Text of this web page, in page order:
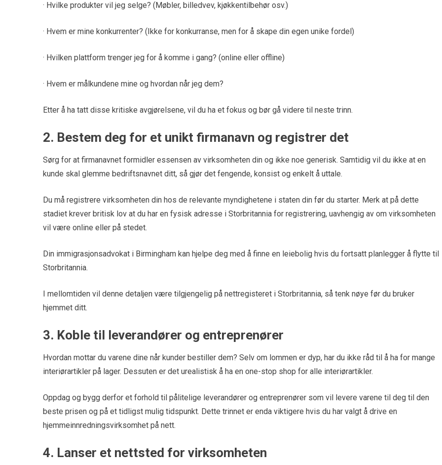
· Hvilke produkter vil jeg selge? (Møbler, billedvev, kjøkkentilbehør osv.)
· Hvem er mine konkurrenter? (Ikke for konkurranse, men for å skape din egen unike fordel)
· Hvilken plattform trenger jeg for å komme i gang? (online eller offline)
· Hvem er målkundene mine og hvordan når jeg dem?
Etter å ha tatt disse kritiske avgjørelsene, vil du ha et fokus og bør gå videre til neste trinn.
2. Bestem deg for et unikt firmanavn og registrer det
Sørg for at firmanavnet formidler essensen av virksomheten din og ikke noe generisk. Samtidig vil du ikke at en
kunde skal glemme bedriftsnavnet ditt, så gjør det fengende, konsist og enkelt å uttale.
Du må registrere virksomheten din hos de relevante myndighetene i staten din før du starter. Merk at på dette
stadiet krever britisk lov at du har en fysisk adresse i Storbritannia for registrering, uavhengig av om virksomheten
vil være online eller på stedet.
Din immigrasjonsadvokat i Birmingham kan hjelpe deg med å finne en leiebolig hvis du fortsatt planlegger å flytte til
Storbritannia.
I mellomtiden vil denne detaljen være tilgjengelig på nettregisteret i Storbritannia, så tenk nøye før du bruker
hjemmet ditt.
3. Koble til leverandører og entreprenører
Hvordan mottar du varene dine når kunder bestiller dem? Selv om lommen er dyp, har du ikke råd til å ha for mange
interiørartikler på lager. Dessuten er det urealistisk å ha en one-stop shop for alle interiørartikler.
Oppdag og bygg derfor et forhold til pålitelige leverandører og entreprenører som vil levere varene til deg til den
beste prisen og på et tidligst mulig tidspunkt. Dette trinnet er enda viktigere hvis du har valgt å drive en
hjemmeinnredningsvirksomhet på nett.
4. Lanser et nettsted for virksomheten